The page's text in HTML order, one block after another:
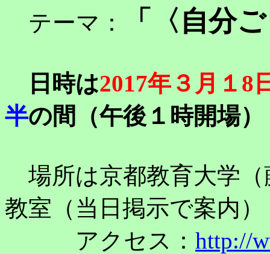
テーマ： 「〈自分
日時は2017年３月１8
半の間（午後１時開場）
場所は京都教育大学
教室（当日掲示で案内）
アクセス： http://